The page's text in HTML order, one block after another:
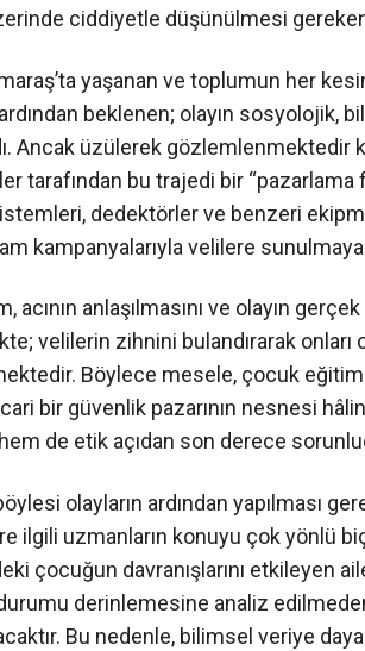
ciddiyetle düşünülmesi
yaşanan ve toplumun her
beklenen; olayın sosyolojik,
Ancak üzülerek gözlemlenmektedir
tarafından bu trajedi bir “pazarlama
dedektörler ve benzeri
kampanyalarıyla velilere sunulmaya
acının anlaşılmasını ve olayın
velilerin zihnini bulandırarak onları
Böylece mesele, çocuk
bir güvenlik pazarının nesnesi
de etik açıdan son derece
olayların ardından yapılması
ilgili uzmanların konuyu çok yönlü
çocuğun davranışlarını etkileyen
derinlemesine analiz
Bu nedenle, bilimsel veriye